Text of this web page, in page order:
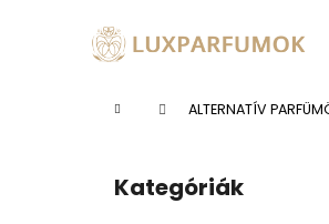
KezdőlapALTERNATÍV
Kategóriák
átugrása
Kategóriák
Vissza
Vissza